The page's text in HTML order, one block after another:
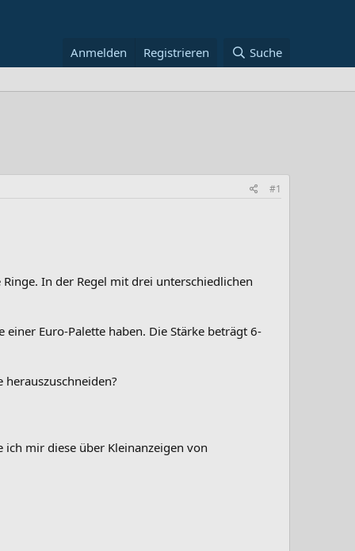
Anmelden Registrieren Suche
#1
In der Regel mit drei unterschiedlichen
Euro-Palette haben. Die Stärke beträgt 6-
mir diese über Kleinanzeigen von